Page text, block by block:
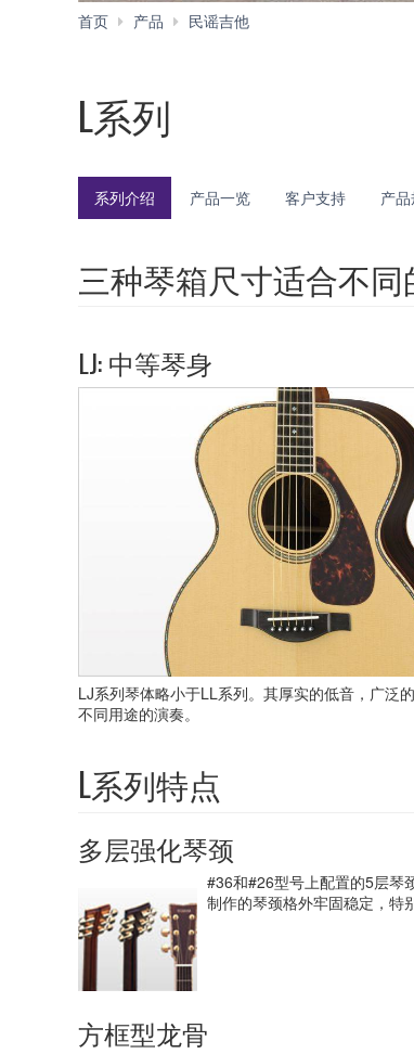
首页 产品 民谣吉他
L系列
系列介绍 产品一览 客户支持 产
三种琴箱尺寸适合不
LJ: 中等琴身
LJ系列琴体略小于LL系列。其厚实的低音，广泛
不同用途的演奏。
L系列特点
多层强化琴颈
#36和#26型号上配置的5层琴
制作的琴颈格外牢固稳定，特
方框型龙骨